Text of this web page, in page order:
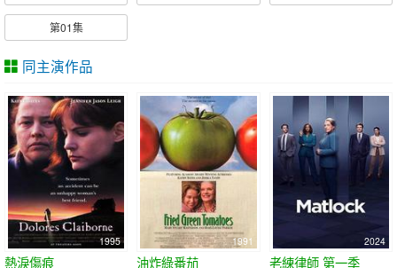
第01集
同主演作品
1995
熱淚傷痕
1991
油炸綠番茄
2024
老練律師 第一季